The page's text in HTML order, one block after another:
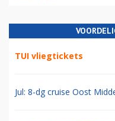
TUI vliegtickets
Jul: 8-dg cruise Oost